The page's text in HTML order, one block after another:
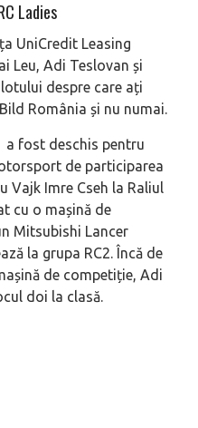
Ladies
UniCredit Leasing
Leu, Adi Teslovan și
despre care ați
România și nu numai.
a fost deschis pentru
de participarea
Vajk Imre Cseh la Raliul
cu o mașină de
Mitsubishi Lancer
la grupa RC2. Încă de
de competiție, Adi
doi la clasă.